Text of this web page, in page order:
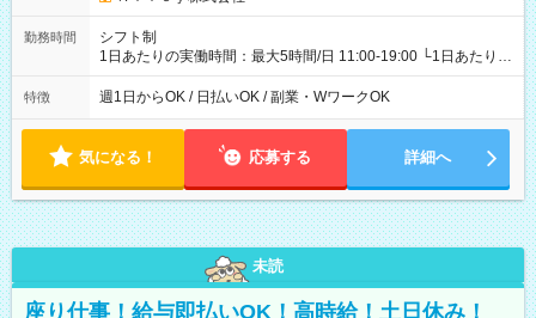
勤務時間
シフト制
1日あたりの実働時間：最大5時間/日 11:00-19:00 └1日あたりの
実働時間：1-5時間 └上記の時間帯内であれば、いつでも勤務可
能！ └平日・土曜日の中で、お好きな曜日でご勤務いただけま
18:00 などのように、自由な働き方が可能なお仕事です！
特徴 週1日からOK / 日払いOK / 副業・WワークOK
気になる！ 応募する 詳細へ
未読
座り仕事！給与即払いOK！高時給！土日休み！